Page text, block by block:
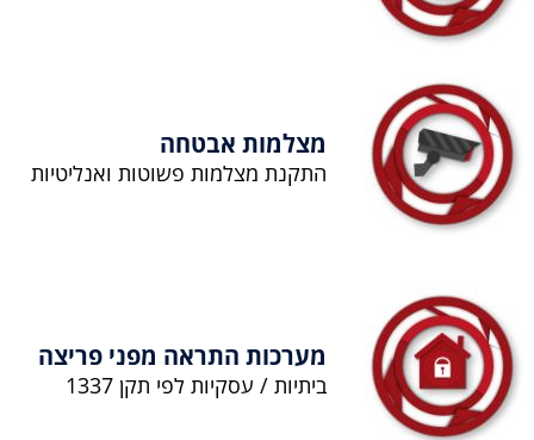
מצלמות אבטחה
התקנת מצלמות פשוטות ואנליטיות
מערכות התראה מפני פריצה
ביתיות / עסקיות לפי תקן 1337